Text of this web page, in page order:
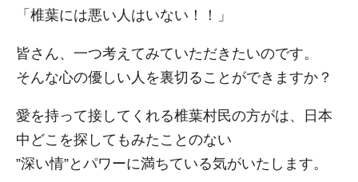
「椎葉には悪い人はいない！！」
皆さん、一つ考えてみていただきたいのです。
そんな心の優しい人を裏切ることができますか？
愛を持って接してくれる椎葉村民の方がは、日本
中どこを探してもみたことのない
”深い情”とパワーに満ちている気がいたします。